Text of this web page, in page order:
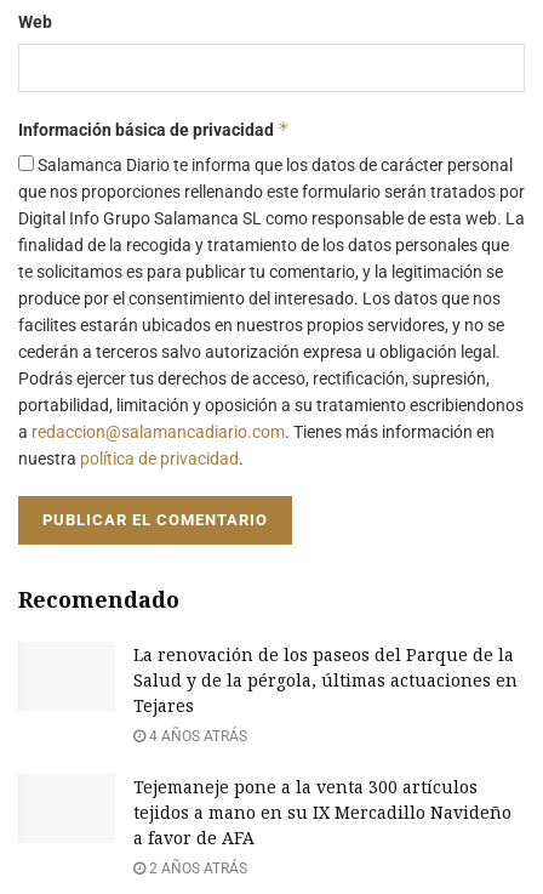
Web
Información básica de privacidad *
Salamanca Diario te informa que los datos de carácter personal
que nos proporciones rellenando este formulario serán tratados por
Digital Info Grupo Salamanca SL como responsable de esta web. La
finalidad de la recogida y tratamiento de los datos personales que
te solicitamos es para publicar tu comentario, y la legitimación se
produce por el consentimiento del interesado. Los datos que nos
facilites estarán ubicados en nuestros propios servidores, y no se
cederán a terceros salvo autorización expresa u obligación legal.
Podrás ejercer tus derechos de acceso, rectificación, supresión,
portabilidad, limitación y oposición a su tratamiento escribiendonos
a redaccion@salamancadiario.com. Tienes más información en
nuestra política de privacidad.
Recomendado
La renovación de los paseos del Parque de la
Salud y de la pérgola, últimas actuaciones en
Tejares
4 AÑOS ATRÁS
Tejemaneje pone a la venta 300 artículos
tejidos a mano en su IX Mercadillo Navideño
a favor de AFA
2 AÑOS ATRÁS